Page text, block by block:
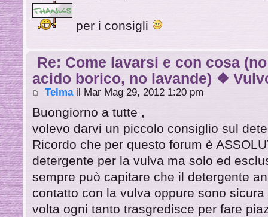
per i consigli
Re: Come lavarsi e con cosa
acido borico, no lavande) ❖
Telma il Mar Mag 29, 2012 1:20 pm
Buongiorno a tutte ,
volevo darvi un piccolo consiglio sul
Ricordo che per questo forum è
detergente per la vulva ma solo ed
sempre può capitare che il detergente
contatto con la vulva oppure sono
volta ogni tanto trasgredisce per fare